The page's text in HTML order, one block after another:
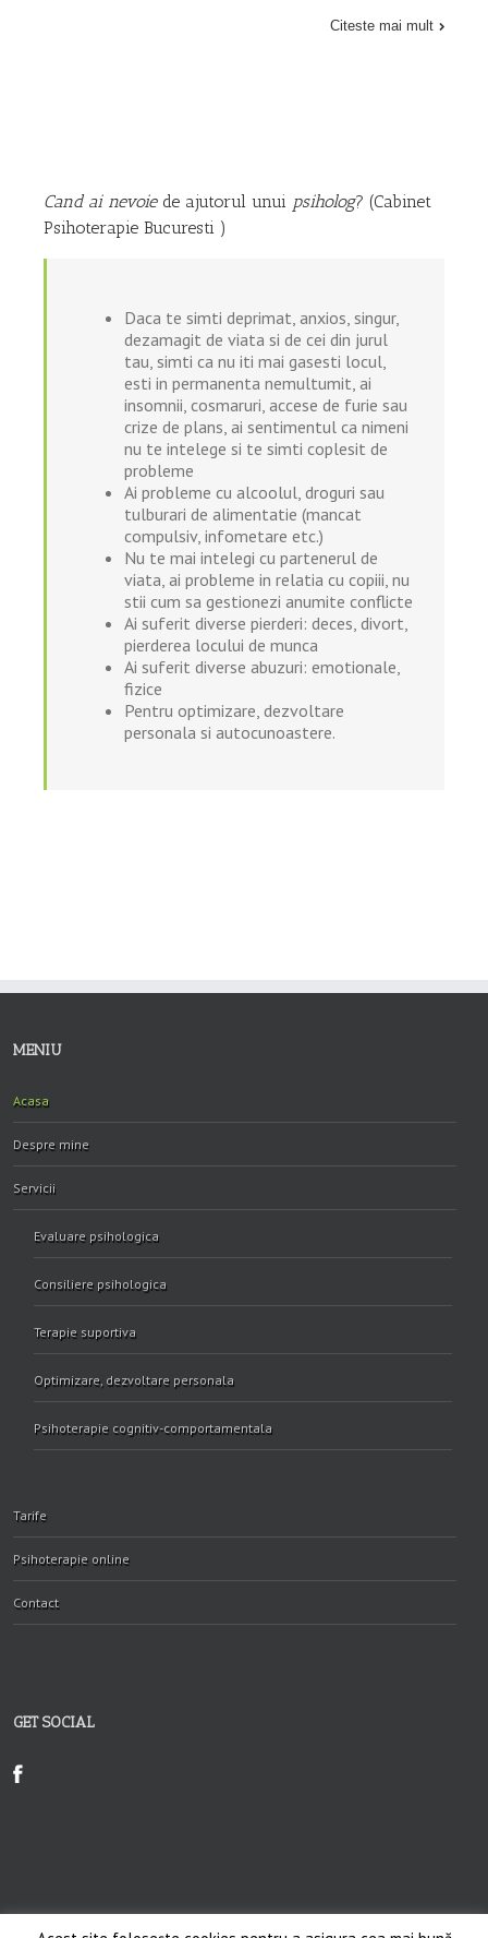
Citeste mai mult
Cand ai nevoiede ajutorul unui psiholog? (Cabinet
Psihoterapie Bucuresti )
Daca te simti deprimat, anxios, singur,
dezamagit de viata si de cei din jurul
tau, simti ca nu iti mai gasesti locul,
esti in permanenta nemultumit, ai
insomnii, cosmaruri, accese de furie sau
crize de plans, ai sentimentul ca nimeni
nu te intelege si te simti coplesit de
probleme
Ai probleme cu alcoolul, droguri sau
tulburari de alimentatie (mancat
compulsiv, infometare etc.)
Nu te mai intelegi cu partenerul de
viata, ai probleme in relatia cu copiii, nu
stii cum sa gestionezi anumite conflicte
Ai suferit diverse pierderi: deces, divort,
pierderea locului de munca
Ai suferit diverse abuzuri: emotionale,
fizice
Pentru optimizare, dezvoltare
personala si autocunoastere.
MENIU
Acasa
Despre mine
Servicii
Evaluare psihologica
Consiliere psihologica
Terapie suportiva
Optimizare, dezvoltare personala
Psihoterapie cognitiv-comportamentala
Tarife
Psihoterapie online
Contact
GET SOCIAL